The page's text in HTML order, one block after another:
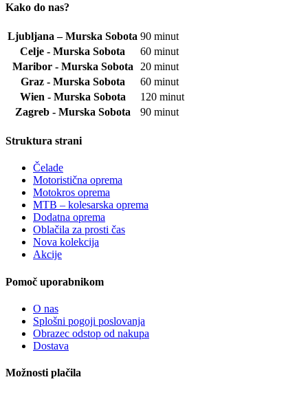
Kako do nas?
Ljubljana – Murska Sobota 90 minut
Celje - Murska Sobota
60 minut
Maribor - Murska Sobota
20 minut
Graz - Murska Sobota
60 minut
Wien - Murska Sobota
120 minut
Zagreb - Murska Sobota
90 minut
Struktura strani
Čelade
Motoristična oprema
Motokros oprema
MTB – kolesarska oprema
Dodatna oprema
Oblačila za prosti čas
Nova kolekcija
Akcije
Pomoč uporabnikom
O nas
Splošni pogoji poslovanja
Obrazec odstop od nakupa
Dostava
Možnosti plačila